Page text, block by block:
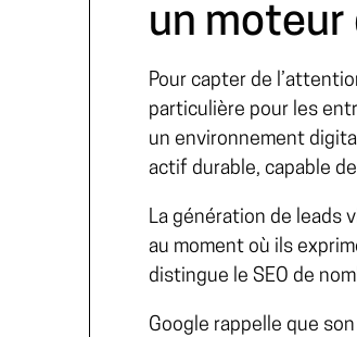
un moteur
Pour capter de
particulière pour les
un environnement
actif durable, capable
La génération de leads
au moment où ils
distingue le SEO de
Google rappelle que